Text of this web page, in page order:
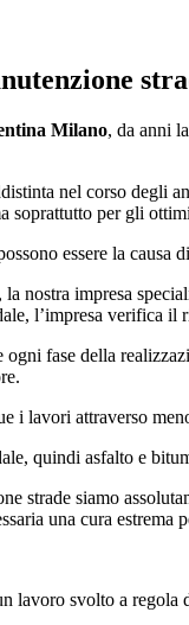
Milano, da anni
nel corso degli
soprattutto per gli
essere la causa
nostra impresa
l’impresa verifica il
fase della
i lavori attraverso
quindi asfalto e
strade siamo
una cura estrema
svolto a